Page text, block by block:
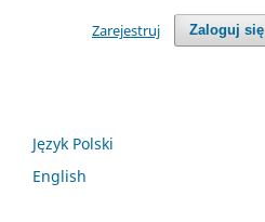
Zaloguj się
Zarejestruj
Język Polski
English